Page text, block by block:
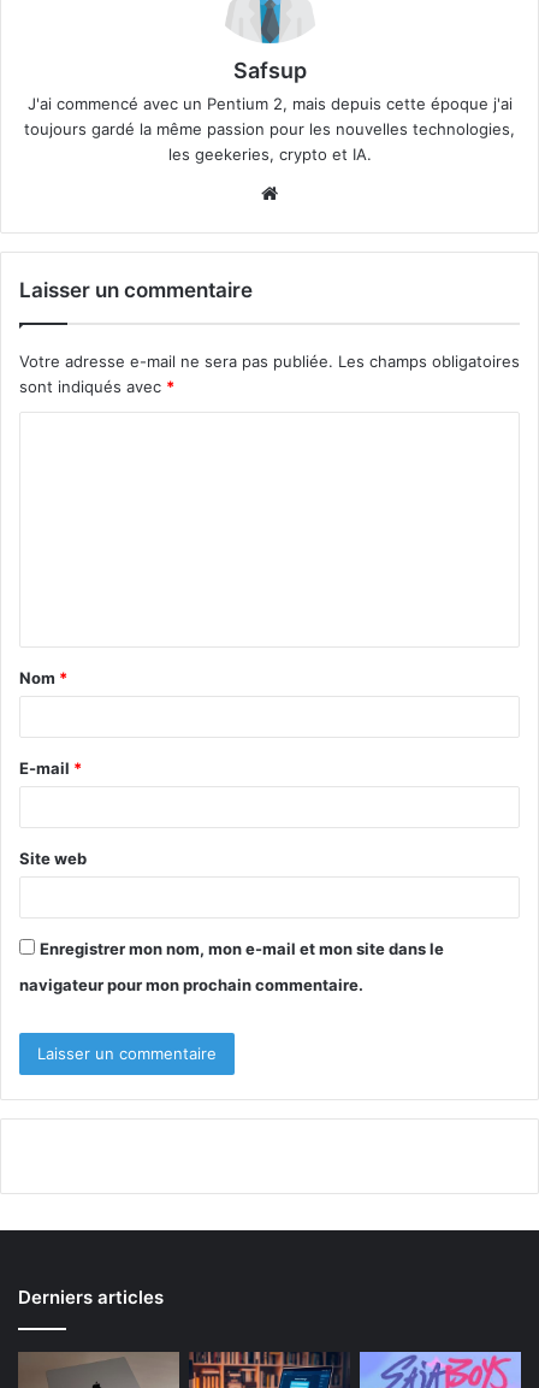
Safsup
J'ai commencé avec un Pentium 2, mais depuis cette époque j'ai
toujours gardé la même passion pour les nouvelles technologies,
les geekeries, crypto et IA.
Website
Laisser un commentaire
Votre adresse e-mail ne sera pas publiée. Les champs obligatoires
sont indiqués avec *
t
a
e
*
Nom *
E-mail *
Site web
Enregistrer mon nom, mon e-mail et mon site dans le
navigateur pour mon prochain commentaire.
Derniers articles